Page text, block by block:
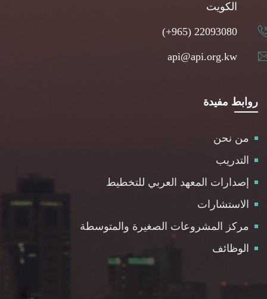
الكويت
(+965) 22093080
api@api.org.kw
روابط مفيدة
من نحن
التدريب
إصدارات المعهد العربي للتخطيط
الاستشارات
مركز المشروعات الصغيرة والمتوسطة
الوظائف